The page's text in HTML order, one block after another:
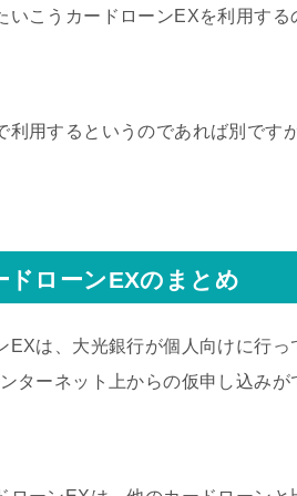
いこうカードローンEXを利用す
用するというのであれば別です
ドローンEXのまとめ
EXは、大光銀行が個人向けに行
ターネット上からの仮申し込み